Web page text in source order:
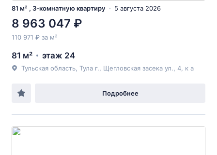
81 м² , 3-комнатную квартиру 5 августа 2026
8 963 047 ₽
110 971 ₽ за м²
81 м² этаж 24
Тульская область, Тула г., Щегловская засека ул., 4, к а
Подробнее